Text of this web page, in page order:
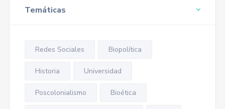
Temáticas
Redes Sociales Biopolítica
Historia Universidad
Poscolonialismo Bioética